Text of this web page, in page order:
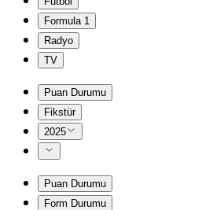
Formula 1
Radyo
TV
Puan Durumu
Fikstür
2025
Puan Durumu
Form Durumu